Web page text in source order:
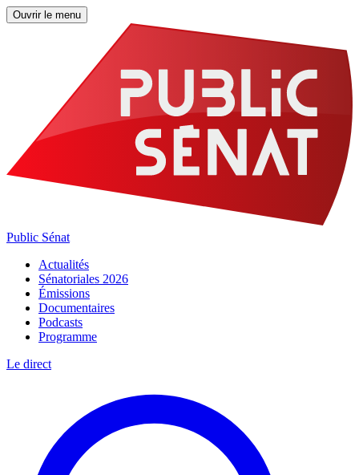
Ouvrir le menu
Public Sénat
Actualités
Sénatoriales 2026
Émissions
Documentaires
Podcasts
Programme
Le direct